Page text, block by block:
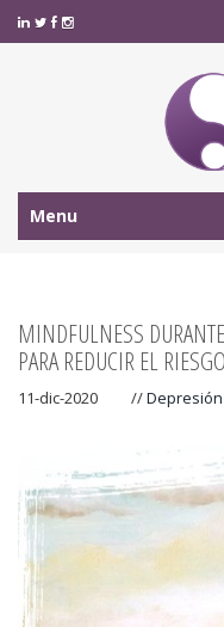
Menu
MINDFULNESS
PARA REDUCIR EL
11-dic-2020 //